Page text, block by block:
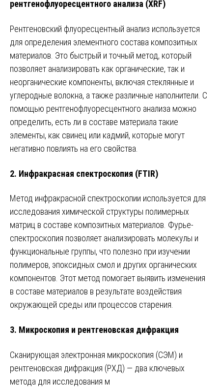
рентгенофлуоресцентного анализа (XRF)
Рентгеновский флуоресцентный анализ используется
для определения элементного состава композитных
материалов. Это быстрый и точный метод, который
позволяет анализировать как органические, так и
неорганические компоненты, включая стеклянные и
углеродные волокна, а также различные наполнители. С
помощью рентгенофлуоресцентного анализа можно
определить, есть ли в составе материала такие
элементы, как свинец или кадмий, которые могут
негативно повлиять на его свойства.
2. Инфракрасная спектроскопия (FTIR)
Метод инфракрасной спектроскопии используется для
исследования химической структуры полимерных
матриц в составе композитных материалов. Фурье-
спектроскопия позволяет анализировать молекулы и
функциональные группы, что полезно при изучении
полимеров, эпоксидных смол и других органических
компонентов. Этот метод помогает выявить изменения
в составе материалов в результате воздействия
окружающей среды или процессов старения.
3. Микроскопия и рентгеновская дифракция
Сканирующая электронная микроскопия (СЭМ) и
рентгеновская дифракция (РХД) — два ключевых
метода для исследования м